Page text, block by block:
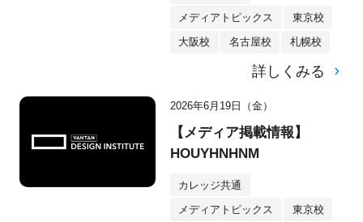
メディアトピックス 東京校
大阪校 名古屋校 札幌校
詳しくみる
2026年6月19日（金）
【メディア掲載情報】
HOUYHNHNM
カレッジ共通
メディアトピックス 東京校